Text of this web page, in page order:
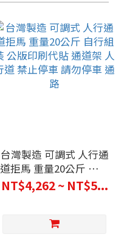
台灣製造 可調式 人行通
道拒馬 重量20公斤 自行
組裝 公版印刷代貼 通道
架 人行道 禁止停車 請
NT$4,262 ~ NT$5...